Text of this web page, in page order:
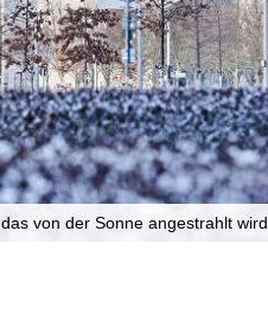
, das von der Sonne angestrahlt wird.